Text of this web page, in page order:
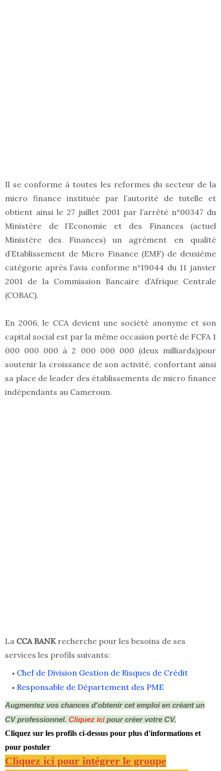
Il se conforme à toutes les reformes du secteur de la
micro finance instituée par l’autorité de tutelle et
obtient ainsi le 27 juillet 2001 par l’arrêté n°00347 du
Ministère de l’Economie et des Finances (actuel
Ministère des Finances) un agrément en qualité
d’Etablissement de Micro Finance (EMF) de deuxième
catégorie après l’avis conforme n°19044 du 11 janvier
2001 de la Commission Bancaire d’Afrique Centrale
(COBAC).
En 2006, le CCA devient une société anonyme et son
capital social est par la même occasion porté de FCFA 1
000 000 000 à 2 000 000 000 (deux milliards)pour
soutenir la croissance de son activité, confortant ainsi
sa place de leader des établissements de micro finance
indépendants au Cameroun.
La CCA BANKrecherche pour les besoins de ses
services les profils suivants:
Chef de Division Gestion de Risques de Crédit
Responsable de Département des PME
Augmentez vos chances d'obtenir cet emploi en créant un
CV professionnel. Cliquez icipour créer votre CV.
Cliquez sur les profils ci-dessus pour plus d'informations et
pour postuler
Cliquez ici pour intégrer le groupe